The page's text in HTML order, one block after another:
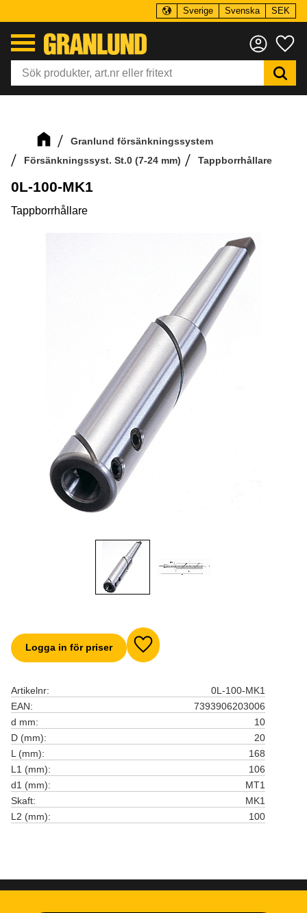
Sverige Svenska SEK
Granlund försänkningssystem
Försänkningssyst. St.0 (7-24 mm)
Tappborrhållare
0L-100-MK1
Tappborrhållare
Logga in för priser Lägg till i favoriter
Artikelnr
0L-100-MK1
EAN
7393906203006
d mm
10
D (mm)
20
L (mm)
168
L1 (mm)
106
d1 (mm)
MT1
Skaft
MK1
L2 (mm)
100